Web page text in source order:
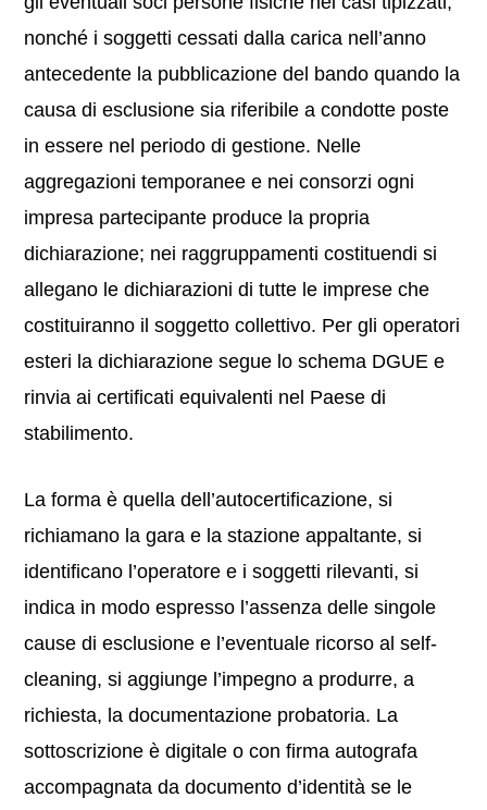
nonché i soggetti cessati dalla carica nell’anno
antecedente la pubblicazione del bando quando la
causa di esclusione sia riferibile a condotte poste
in essere nel periodo di gestione. Nelle
aggregazioni temporanee e nei consorzi ogni
impresa partecipante produce la propria
dichiarazione; nei raggruppamenti costituendi si
allegano le dichiarazioni di tutte le imprese che
costituiranno il soggetto collettivo. Per gli operatori
esteri la dichiarazione segue lo schema DGUE e
rinvia ai certificati equivalenti nel Paese di
stabilimento.
La forma è quella dell’autocertificazione, si
richiamano la gara e la stazione appaltante, si
identificano l’operatore e i soggetti rilevanti, si
indica in modo espresso l’assenza delle singole
cause di esclusione e l’eventuale ricorso al self-
cleaning, si aggiunge l’impegno a produrre, a
richiesta, la documentazione probatoria. La
sottoscrizione è digitale o con firma autografa
accompagnata da documento d’identità se le